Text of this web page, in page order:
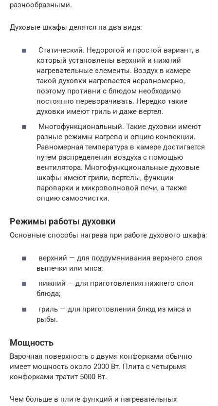
разнообразными.
Духовые шкафы делятся на два вида:
Статический. Недорогой и простой вариант, в
который установлены верхний и нижний
нагревательные элементы. Воздух в камере
такой духовки нагревается неравномерно,
поэтому противни с блюдом необходимо
постоянно переворачивать. Нередко такие
духовки имеют гриль и даже вертел.
Многофункциональный. Такие духовки имеют
разные режимы нагрева и опцию конвекции.
Равномерная температура в камере достигается
путем распределения воздуха с помощью
вентилятора. Многофункциональные духовые
шкафы имеют грили, вертелы, функции
пароварки и микроволновой печи, а также
опцию самоочистки.
Режимы работы духовки
Основные способы нагрева при работе духового шкафа:
верхний — для подрумянивания верхнего слоя
выпечки или мяса;
нижний — для приготовления нижнего слоя
блюда;
гриль — для приготовления блюд из мяса и
рыбы.
Мощность
Варочная поверхность с двумя конфорками обычно
имеет мощность около 2000 Вт. Плита с четырьмя
конфорками тратит 5000 Вт.
Чем больше в плите функций и нагревательных